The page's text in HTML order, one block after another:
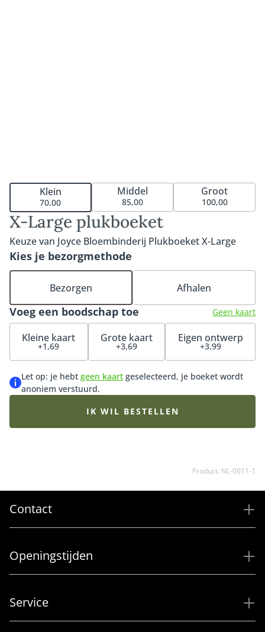
X-Large plukboeket
Keuze van Joyce Bloembinderij Plukboeket X-Large
Klein
70,00
Middel
85,00
Groot
100,00
Voeg een boodschap toe Geen kaart
Kleine kaart
+1,69
Grote kaart
+3,69
Eigen ontwerp
+3,99
Let op: je hebt geen kaart geselecteerd, je boeket wordt
anoniem verstuurd.
Kies je bezorgmethode
Bezorgen Afhalen
IK WIL BESTELLEN
Product: NL-0011-1
Contact
Openingstijden
Service